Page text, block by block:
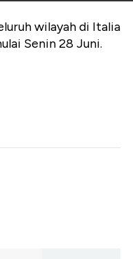
wilayah di Italia
Senin 28 Juni.